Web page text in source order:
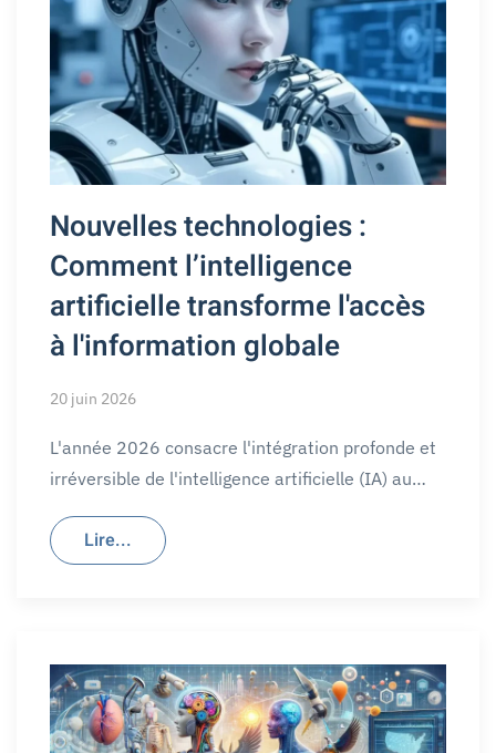
Nouvelles technologies :
Comment l’intelligence
artificielle transforme l'accès
à l'information globale
20 juin 2026
L'année 2026 consacre l'intégration profonde et
irréversible de l'intelligence artificielle (IA) au…
Lire...